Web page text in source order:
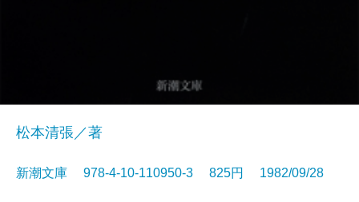
松本清張／著
新潮文庫 978-4-10-110950-3 825円 1982/09/28